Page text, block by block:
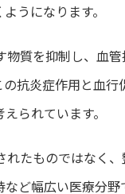
うになります。
物質を抑制し、血
抗炎症作用と血
られています。
れたものではなく
ど幅広い医療分